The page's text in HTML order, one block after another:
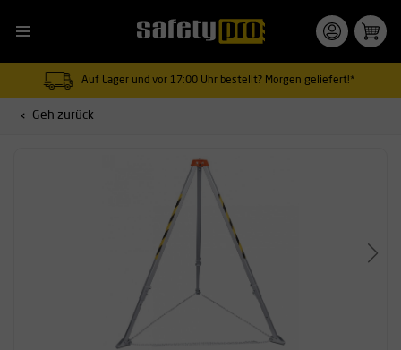
Auf Lager und vor 17:00 Uhr bestellt? Morgen geliefert!*
Geh zurück